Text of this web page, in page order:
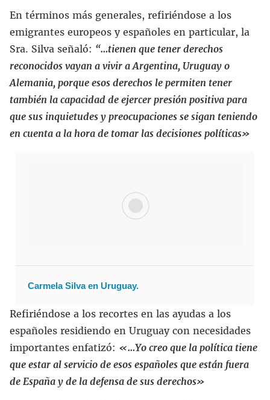
En términos más generales, refiriéndose a los
emigrantes europeos y españoles en particular, la
Sra. Silva señaló: “…tienen que tener derechos
reconocidos vayan a vivir a Argentina, Uruguay o
Alemania, porque esos derechos le permiten tener
también la capacidad de ejercer presión positiva para
que sus inquietudes y preocupaciones se sigan teniendo
en cuenta a la hora de tomar las decisiones políticas»
Carmela Silva en Uruguay.
Refiriéndose a los recortes en las ayudas a los
españoles residiendo en Uruguay con necesidades
importantes enfatizó: «…Yo creo que la política tiene
que estar al servicio de esos españoles que están fuera
de España y de la defensa de sus derechos»